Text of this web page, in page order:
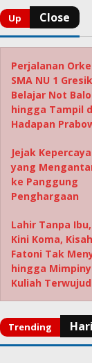
Perjalanan
SMA NU 1
Belajar Not
hingga Tampil
Hadapan
Jejak
yang
ke Panggung
Penghargaan
Lahir Tanpa
Kini Koma, Kisah
Fatoni Tak
hingga
Kuliah Terwujud